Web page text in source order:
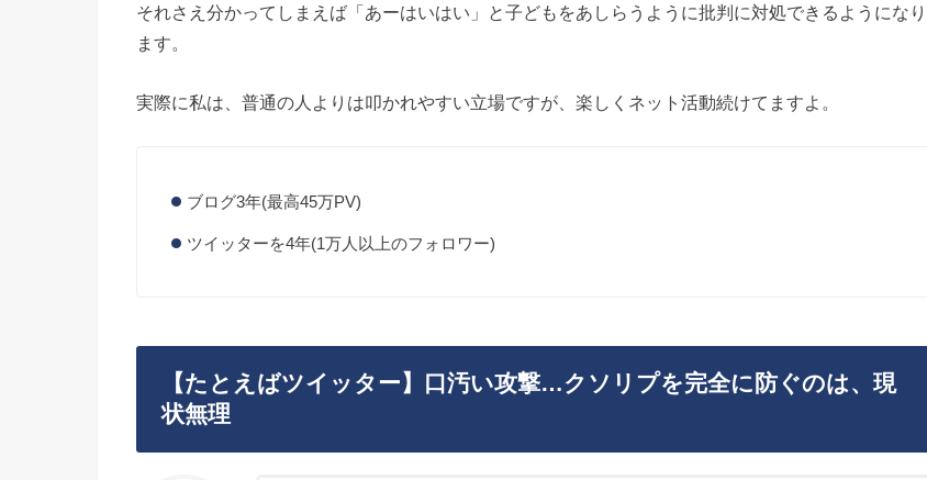
それさえ分かってしまえば「あーはいはい」と子どもをあしらうように批判に対処できるようになり
ます。
実際に私は、普通の人よりは叩かれやすい立場ですが、楽しくネット活動続けてますよ。
ブログ3年(最高45万PV)
ツイッターを4年(1万人以上のフォロワー)
【たとえばツイッター】口汚い攻撃…クソリプを完全に防ぐのは、現
状無理